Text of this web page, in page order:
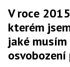
V roce
kterém
jaké